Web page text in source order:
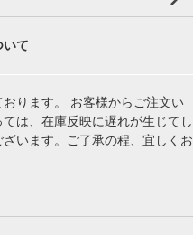
いて
ります。 お客様からご注文い
は、在庫反映に遅れが生じてし
います。ご了承の程、宜しくお